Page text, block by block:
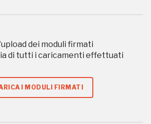
dei moduli firmati
di tutti i caricamenti effettuati
I MODULI FIRMATI